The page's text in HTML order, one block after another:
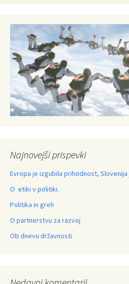
Najnovejši prispevki
Evropa je izgubila prihodnost, Slovenija
O etiki v politiki.
Politika in greh
O partnerstvu za razvoj
Ob dnevu državnosti